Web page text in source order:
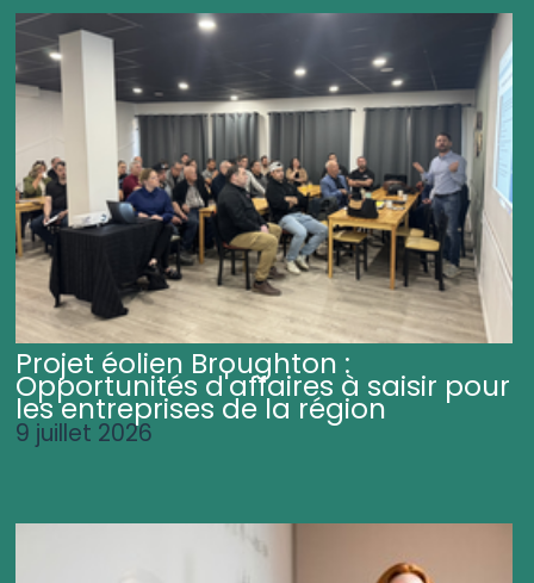
Projet éolien Broughton :
Opportunités d'affaires à saisir pour
les entreprises de la région
9 juillet 2026